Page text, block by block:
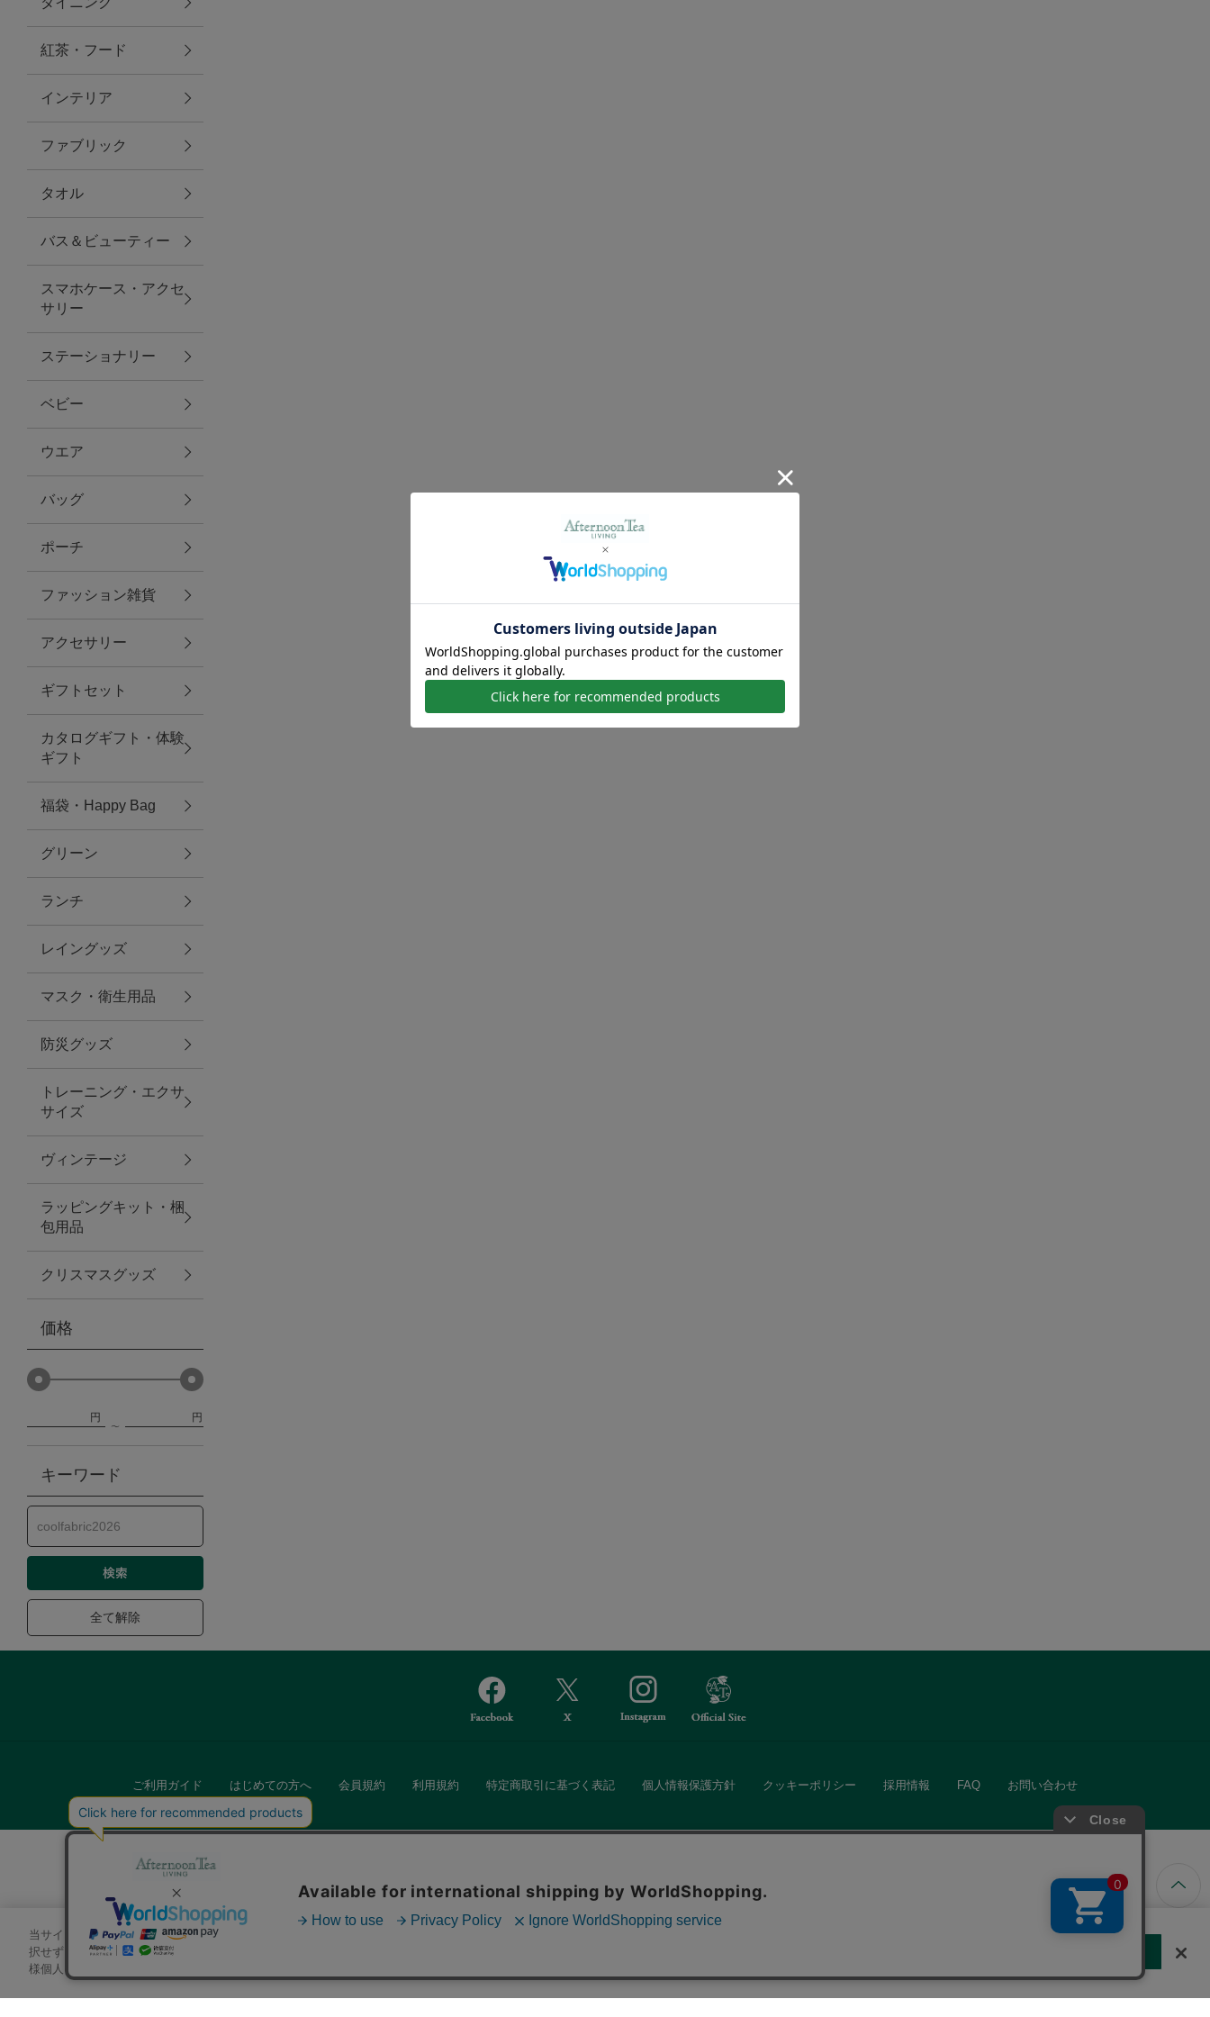
トラベルグッズ
ランチ
バッグ
キッチン・ダイニング
ダイニング
キッチン
ファブリック
グリーン
バス＆ビューティー
バス＆ビューティー
タオル
ウエア＆バッグ
ウエア
レイングッズ
アクセサリー
ファッション雑貨
ファッショングッズ
スマホケース・アクセサリー
ポーチ
ステーショナリー
その他
紅茶・フード
防災グッズ・非常食
トレーニング
ヴィンテージ
紅茶・フード
インテリア
ファブリック
タオル
バス＆ビューティー
スマホケース・アクセ
サリー
ステーショナリー
ベビー
ウエア
バッグ
ポーチ
ファッション雑貨
アクセサリー
ギフトセット
カタログギフト・体験
ギフト
福袋・Happy Bag
グリーン
ランチ
レイングッズ
マスク・衛生用品
防災グッズ
トレーニング・エクサ
サイズ
ヴィンテージ
ラッピングキット・梱
包用品
クリスマスグッズ
価格
円 円
キーワード
全て解除
ご利用ガイド はじめての方へ 会員規約 利用規約 特定商取引に基づく表記 個人情報保護方針 クッキーポリシー 採用情報 FAQ お問い合わせ
当サイトでは、サイトの利便性向上のためにクッキーを使用いたします。ボタンから同意の可否を選択してください。選
択せずにページを移動した場合、クッキーの使用に同意したことになります。クッキーを通じて収集する情報には「お客
様個人を特定できる情報」は一切含まれておりません。詳細は